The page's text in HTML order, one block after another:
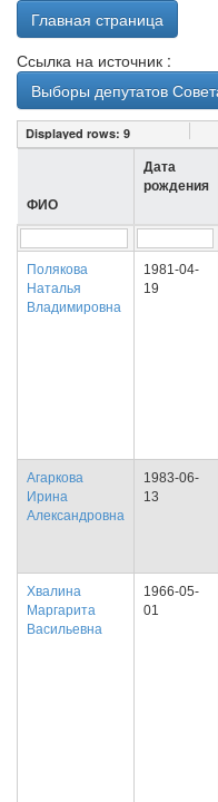
Главная страница
Ссылка на источник :
Выборы депутатов
Displayed rows: 9
ФИО
Дата
рождения
Полякова
Наталья
Владимировна
1981-04-
19
Агаркова
Ирина
Александровна
1983-06-
13
Хвалина
Маргарита
Васильевна
1966-05-
01